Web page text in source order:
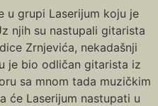
u grupi Laserijum koju je
njih su nastupali gitarista
Zrnjevića, nekadašnji
je bio odličan gitarista iz
sa mnom tada muzičkim
će Laserijum nastupati u